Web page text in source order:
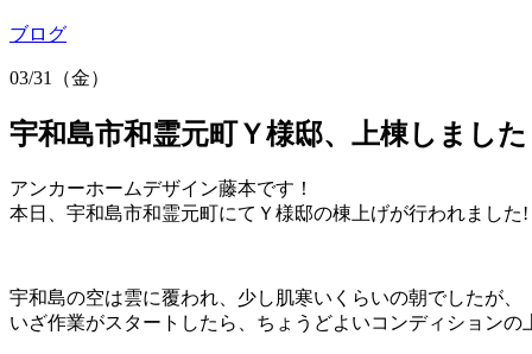
ブログ
03/31（金）
宇和島市和霊元町Ｙ様邸、上棟しました
アンカーホームデザイン藤本です！
本日、宇和島市和霊元町にてＹ様邸の棟上げが行われました!
宇和島の空は雲に覆われ、少し肌寒いくらいの朝でしたが、
いざ作業がスタートしたら、ちょうどよいコンディションの